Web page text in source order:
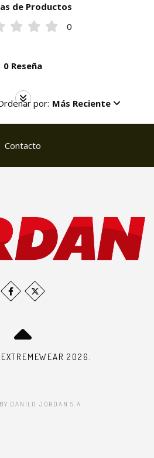
de Productos
0
0 Reseña
por: Más Reciente
Contacto
2026.
DANILO JORDAN S.A.